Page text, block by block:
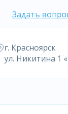
Задать
г. Красноярск
ул. Никитина 1